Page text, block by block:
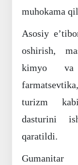
muhokama
Asosiy
oshirish,
kimyo va
turizm
dasturini
qaratildi.